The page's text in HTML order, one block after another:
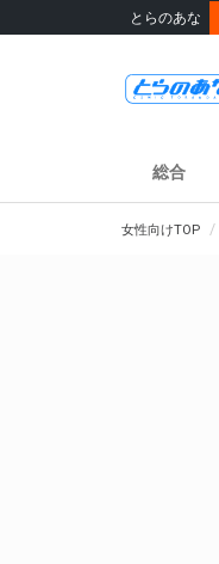
とらのあな
総合
女性向けTOP